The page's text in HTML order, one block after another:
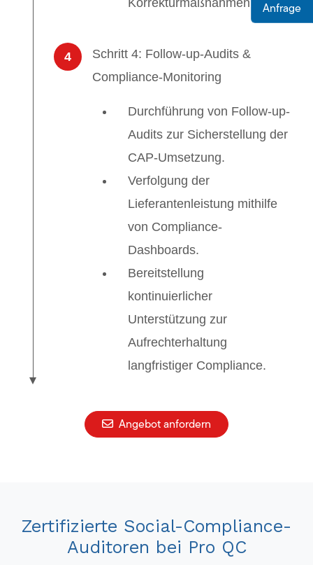
Korrekturmaßnahmen.
4
Schritt 4: Follow-up-Audits &
Compliance-Monitoring
Durchführung von Follow-up-
Audits zur Sicherstellung der
CAP-Umsetzung.
Verfolgung der
Lieferantenleistung mithilfe
von Compliance-
Dashboards.
Bereitstellung
kontinuierlicher
Unterstützung zur
Aufrechterhaltung
langfristiger Compliance.
Angebot anfordern
Zertifizierte Social-Compliance-
Auditoren bei Pro QC
Anfrage